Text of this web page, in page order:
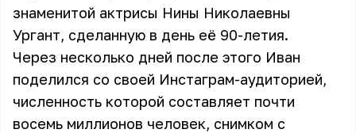
знаменитой актрисы Нины Николаевны
Ургант, сделанную в день её 90-летия.
Через несколько дней после этого Иван
поделился со своей Инстаграм-аудиторией,
численность которой составляет почти
восемь миллионов человек, снимком с